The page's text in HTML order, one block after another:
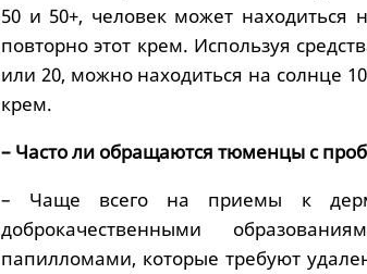
50 и 50+, человек может находиться
повторно этот крем. Используя
или 20, можно находиться на солнце
крем.
– Часто ли обращаются тюменцы с
– Чаще всего на приемы к
доброкачественными
папилломами, которые требуют